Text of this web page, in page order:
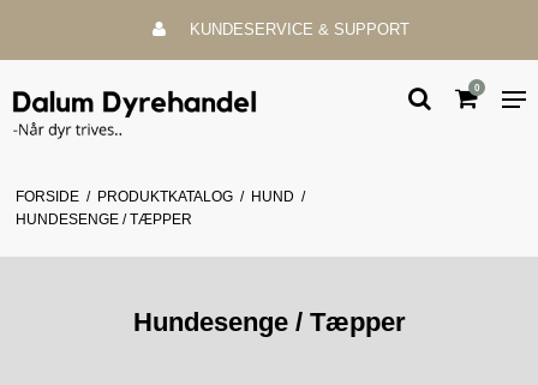
KUNDESERVICE & SUPPORT
0
FORSIDE / PRODUKTKATALOG / HUND /
HUNDESENGE / TÆPPER
Hundesenge / Tæpper